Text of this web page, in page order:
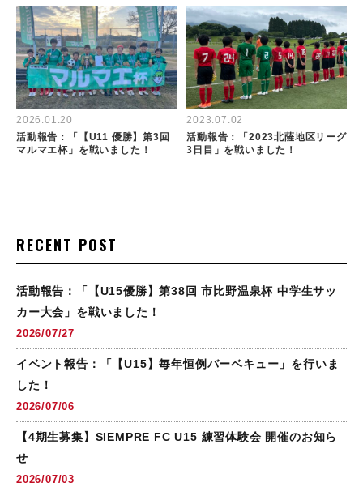
2026.01.20
活動報告：「【U11 優勝】第3回
マルマエ杯」を戦いました！
2023.07.02
活動報告：「2023北薩地区リーグ
3日目」を戦いました！
RECENT POST
活動報告：「【U15優勝】第38回 市比野温泉杯 中学生サッ
カー大会」を戦いました！
2026/07/27
イベント報告：「【U15】毎年恒例バーベキュー」を行いま
した！
2026/07/06
【4期生募集】SIEMPRE FC U15 練習体験会 開催のお知ら
せ
2026/07/03